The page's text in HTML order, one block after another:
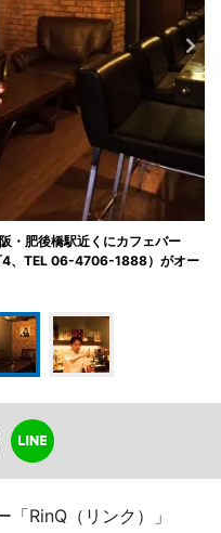
・肥後橋駅近くにカフェバー
4、TEL 06-4706-1888）がオー
RinQ（リンク）」